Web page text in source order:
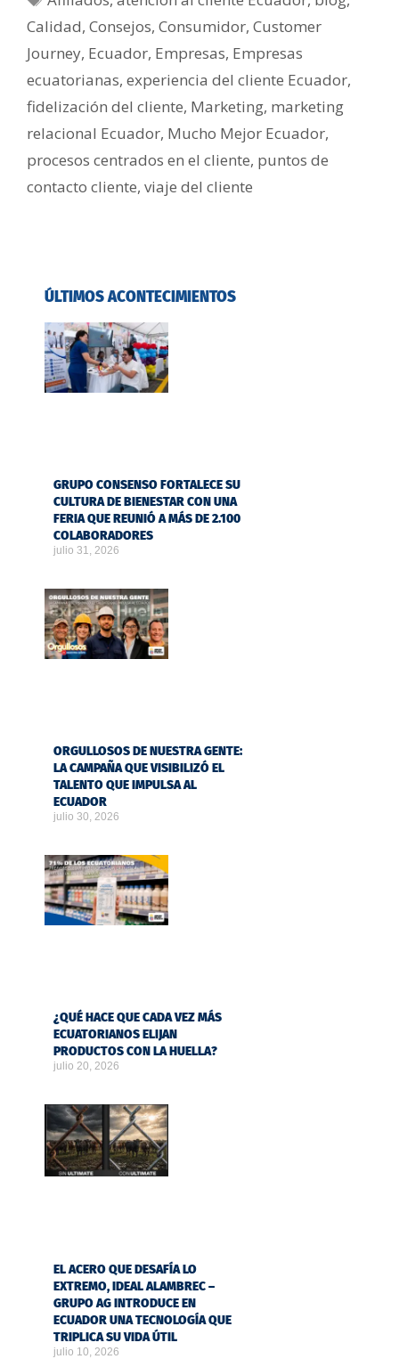
Calidad, Consejos, Consumidor, Customer
Journey, Ecuador, Empresas, Empresas
ecuatorianas, experiencia del cliente Ecuador,
fidelización del cliente, Marketing, marketing
relacional Ecuador, Mucho Mejor Ecuador,
procesos centrados en el cliente, puntos de
contacto cliente, viaje del cliente
ÚLTIMOS ACONTECIMIENTOS
GRUPO CONSENSO FORTALECE SU
CULTURA DE BIENESTAR CON UNA
FERIA QUE REUNIÓ A MÁS DE 2.100
COLABORADORES
julio 31, 2026
ORGULLOSOS DE NUESTRA GENTE:
LA CAMPAÑA QUE VISIBILIZÓ EL
TALENTO QUE IMPULSA AL
ECUADOR
julio 30, 2026
¿QUÉ HACE QUE CADA VEZ MÁS
ECUATORIANOS ELIJAN
PRODUCTOS CON LA HUELLA?
julio 20, 2026
EL ACERO QUE DESAFÍA LO
EXTREMO, IDEAL ALAMBREC –
GRUPO AG INTRODUCE EN
ECUADOR UNA TECNOLOGÍA QUE
TRIPLICA SU VIDA ÚTIL
julio 10, 2026